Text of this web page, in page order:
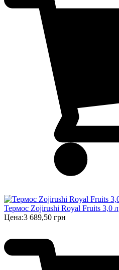
Термос Zojirushi Royal Fruits 3,0 л
Цена:3 689,50 грн